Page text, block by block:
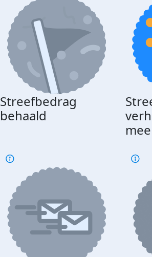
Streefbedrag
behaald